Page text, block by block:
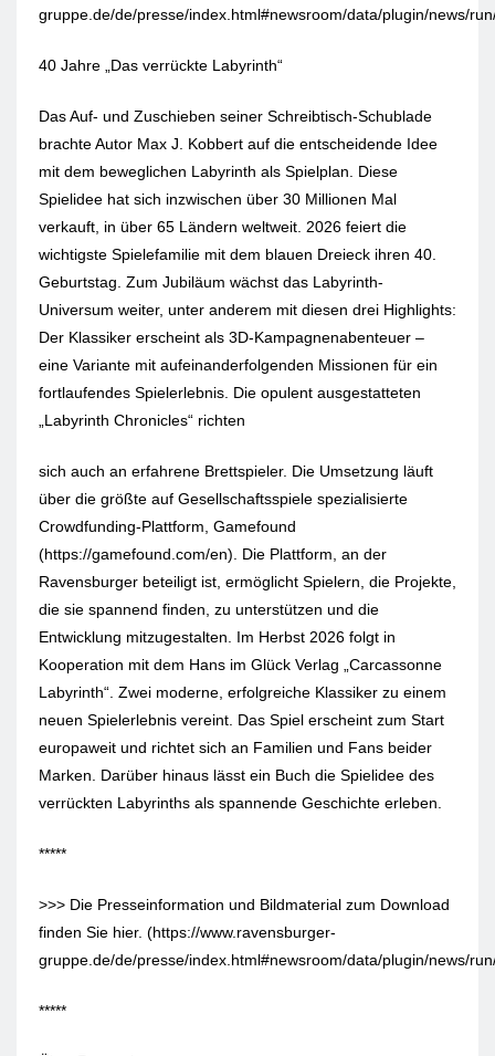
gruppe.de/de/presse/index.html#newsroom/data/plugin/news/
40 Jahre „Das verrückte Labyrinth“
Das Auf- und Zuschieben seiner Schreibtisch-Schublade
brachte Autor Max J. Kobbert auf die entscheidende Idee
mit dem beweglichen Labyrinth als Spielplan. Diese
Spielidee hat sich inzwischen über 30 Millionen Mal
verkauft, in über 65 Ländern weltweit. 2026 feiert die
wichtigste Spielefamilie mit dem blauen Dreieck ihren 40.
Geburtstag. Zum Jubiläum wächst das Labyrinth-
Universum weiter, unter anderem mit diesen drei Highlights:
Der Klassiker erscheint als 3D-Kampagnenabenteuer –
eine Variante mit aufeinanderfolgenden Missionen für ein
fortlaufendes Spielerlebnis. Die opulent ausgestatteten
„Labyrinth Chronicles“ richten
sich auch an erfahrene Brettspieler. Die Umsetzung läuft
über die größte auf Gesellschaftsspiele spezialisierte
Crowdfunding-Plattform, Gamefound
(https://gamefound.com/en). Die Plattform, an der
Ravensburger beteiligt ist, ermöglicht Spielern, die Projekte,
die sie spannend finden, zu unterstützen und die
Entwicklung mitzugestalten. Im Herbst 2026 folgt in
Kooperation mit dem Hans im Glück Verlag „Carcassonne
Labyrinth“. Zwei moderne, erfolgreiche Klassiker zu einem
neuen Spielerlebnis vereint. Das Spiel erscheint zum Start
europaweit und richtet sich an Familien und Fans beider
Marken. Darüber hinaus lässt ein Buch die Spielidee des
verrückten Labyrinths als spannende Geschichte erleben.
*****
>>> Die Presseinformation und Bildmaterial zum Download
finden Sie hier. (https://www.ravensburger-
gruppe.de/de/presse/index.html#newsroom/data/plugin/news/
*****